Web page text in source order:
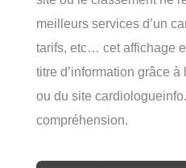
meilleurs services d’un
tarifs, etc… cet affichage
titre d’information grâce
ou du site
compréhension.